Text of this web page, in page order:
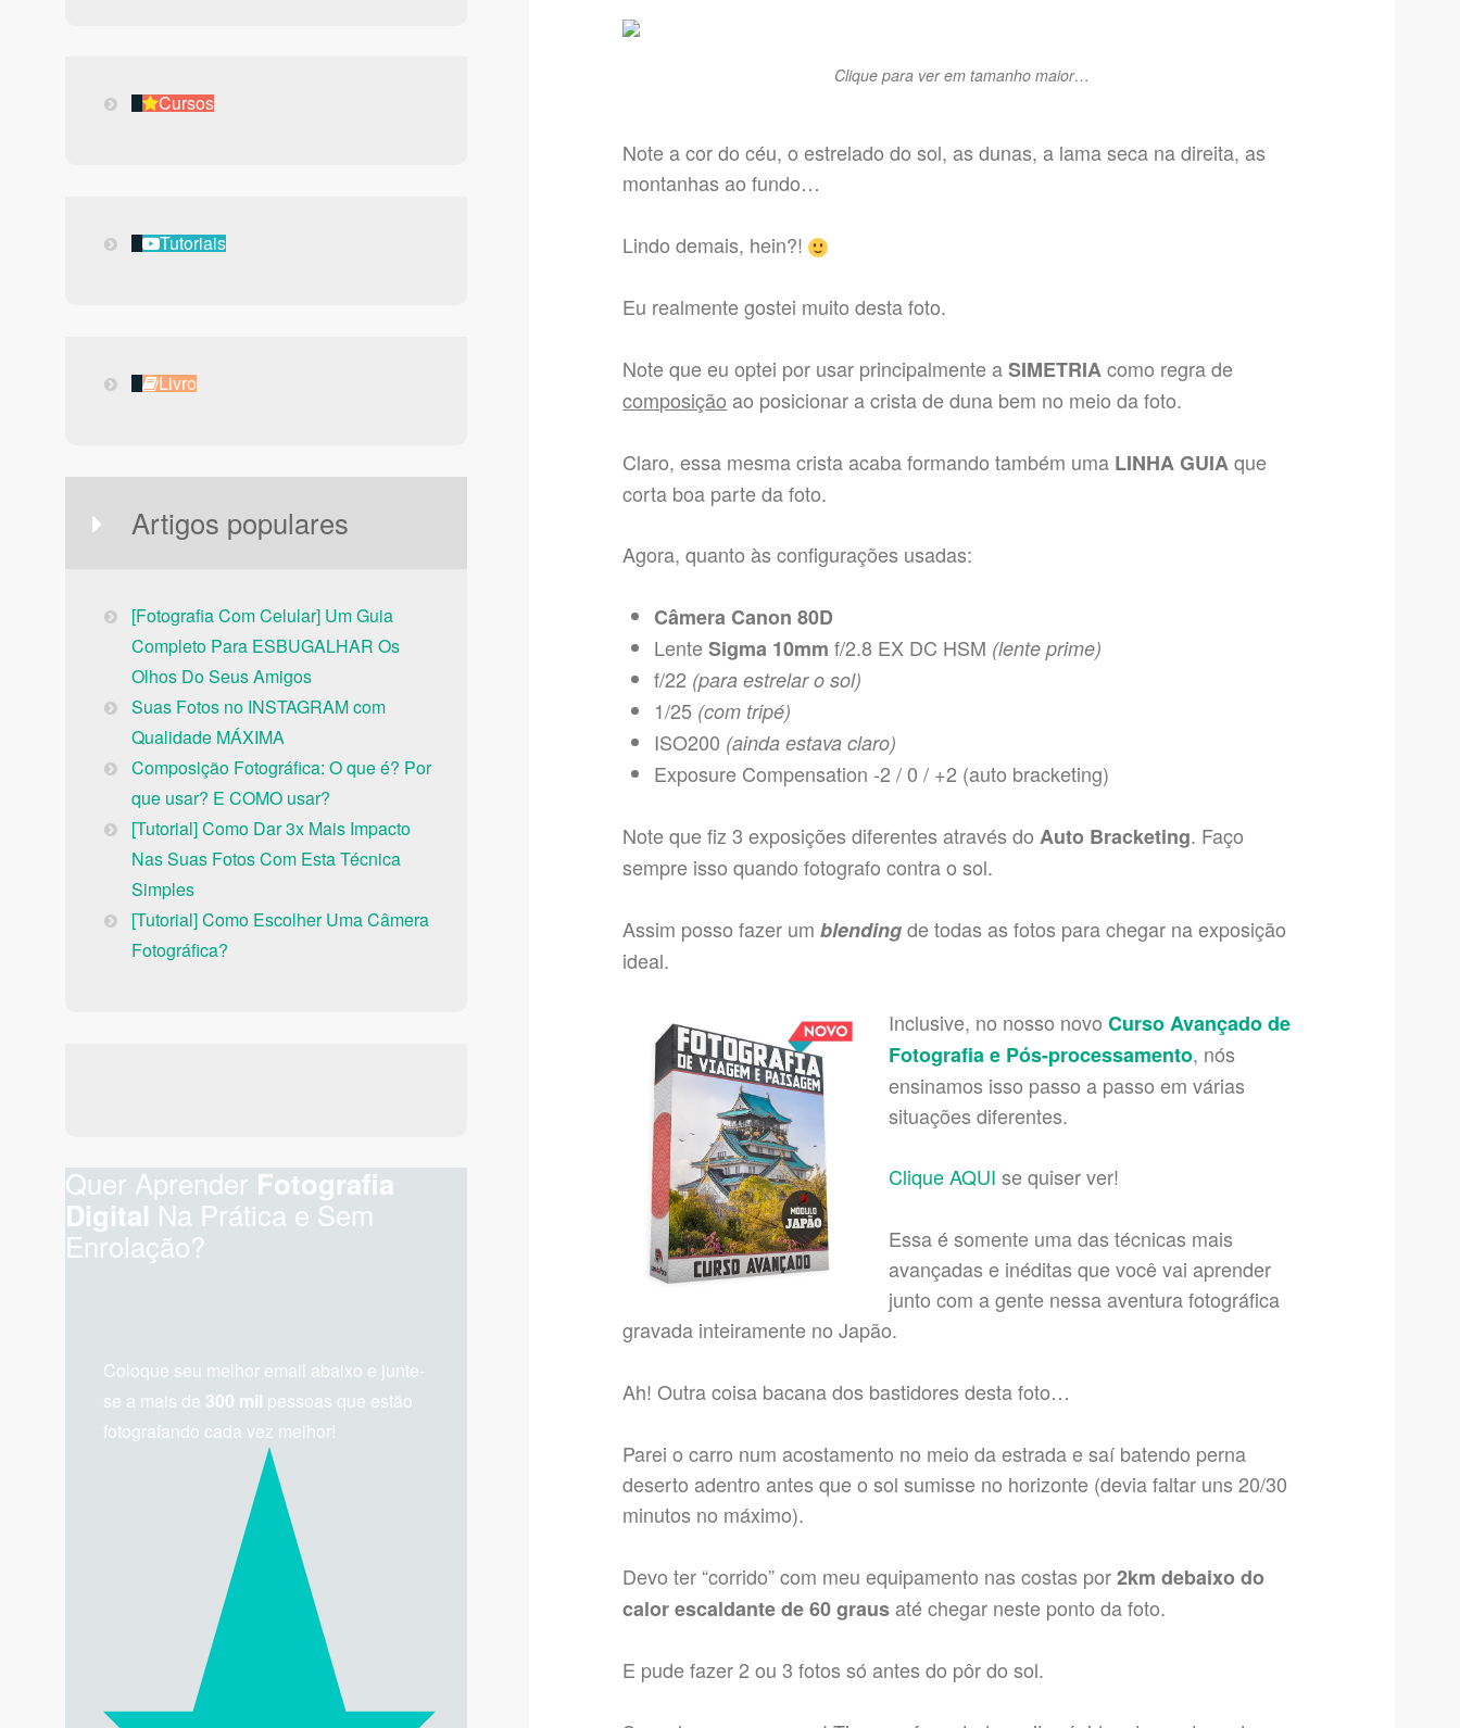
Clique para ver em tamanho maior…
Note a cor do céu, o estrelado do sol, as dunas, a lama seca na direita, as
montanhas ao fundo…
Lindo demais, hein?!
Eu realmente gostei muito desta foto.
Note que eu optei por usar principalmente aSIMETRIAcomo regra de
composição ao posicionar a crista de duna bem no meio da foto.
Claro, essa mesma crista acaba formando também uma LINHA GUIAque
corta boa parte da foto.
Agora, quanto às configurações usadas:
Câmera Canon 80D
LenteSigma 10mm f/2.8 EX DC HSM (lente prime)
f/22 (para estrelar o sol)
1/25 (com tripé)
ISO200 (ainda estava claro)
Exposure Compensation -2 / 0 / +2 (auto bracketing)
Note que fiz 3 exposições diferentes através do Auto Bracketing. Faço
sempre isso quando fotografo contra o sol.
Assim posso fazer umblendingde todas as fotos para chegar na exposição
ideal.
Inclusive, no nosso novoCurso Avançado de
Fotografia e Pós-processamento, nós
ensinamos isso passo a passo em várias
situações diferentes.
Clique AQUI se quiser ver!
Essa é somente uma das técnicas mais
avançadas e inéditas que você vai aprender
junto com a gente nessa aventura fotográfica
gravada inteiramente no Japão.
Ah! Outra coisa bacana dos bastidores desta foto…
Parei o carro num acostamento no meio da estrada e saí batendo perna
deserto adentro antes que o sol sumisse no horizonte (devia faltar uns 20/30
minutos no máximo).
Devo ter “corrido” com meu equipamento nas costas por2km debaixo do
calor escaldante de 60 grausaté chegar neste ponto da foto.
E pude fazer 2 ou 3 fotos só antes do pôr do sol.
CursosCursos
TutoriaisTutoriais
LivroLivro
Artigos populares
[Fotografia Com Celular] Um Guia
Completo Para ESBUGALHAR Os
Olhos Do Seus Amigos
Suas Fotos no INSTAGRAM com
Qualidade MÁXIMA
Composição Fotográfica: O que é? Por
que usar? E COMO usar?
[Tutorial] Como Dar 3x Mais Impacto
Nas Suas Fotos Com Esta Técnica
Simples
[Tutorial] Como Escolher Uma Câmera
Fotográfica?
Quer Aprender Fotografia
Digital Na Prática e Sem
Enrolação?
Coloque seu melhor email abaixo e junte-
se a mais de 300 mil pessoas que estão
fotografando cada vez melhor!